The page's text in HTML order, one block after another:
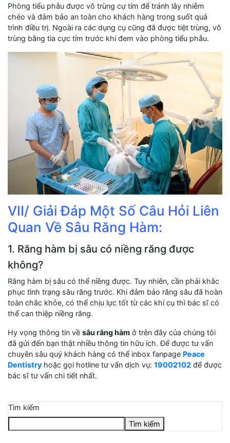
Phòng tiểu phẫu được vô trùng cự tím để tránh lây nhiễm
chéo và đảm bảo an toàn cho khách hàng trong suốt quá
trình điều trị. Ngoài ra các dụng cụ cũng đã được tiệt trùng, vô
trùng bằng tia cực tím trước khi đem vào phòng tiểu phẫu.
VII/ Giải Đáp Một Số Câu Hỏi Liên
Quan Về Sâu Răng Hàm:
1. Răng hàm bị sâu có niềng răng được
không?
Răng hàm bị sâu có thể niềng được. Tuy nhiên, cần phải khắc
phục tình trạng sâu răng trước. Khi đảm bảo răng sâu đã hoàn
toàn chắc khỏe, có thể chịu lực tốt từ các khí cụ thì bác sĩ có
thể can thiệp niềng răng.
Hy vọng thông tin về sâu răng hàm ở trên đây của chúng tôi
đã gửi đến bạn thật nhiều thông tin hữu ích. Để được tư vấn
chuyên sâu quý khách hàng có thể inbox fanpage Peace
Dentistry hoặc gọi hotline tư vấn dịch vụ: 19002102 để được
bác sĩ tư vấn chi tiết nhất.
Tìm kiếm
Tìm kiếm